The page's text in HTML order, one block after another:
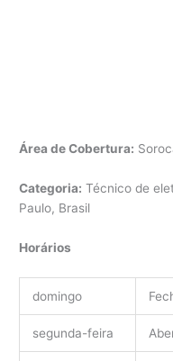
Área de Cobertura:
Categoria: Técnico de
Paulo, Brasil
Horários
domingo
segunda-feira